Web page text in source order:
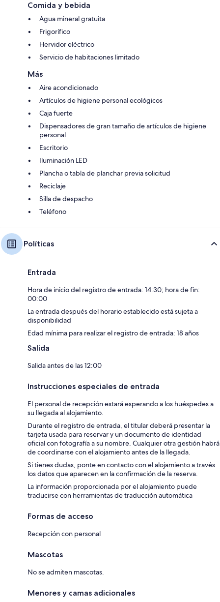
Comida y bebida
Agua mineral gratuita
Frigorífico
Hervidor eléctrico
Servicio de habitaciones limitado
Más
Aire acondicionado
Artículos de higiene personal ecológicos
Caja fuerte
Dispensadores de gran tamaño de artículos de higiene
personal
Escritorio
Iluminación LED
Plancha o tabla de planchar previa solicitud
Reciclaje
Silla de despacho
Teléfono
Políticas
Entrada
Hora de inicio del registro de entrada: 14:30; hora de fin:
00:00
La entrada después del horario establecido está sujeta a
disponibilidad
Edad mínima para realizar el registro de entrada: 18 años
Salida
Salida antes de las 12:00
Instrucciones especiales de entrada
El personal de recepción estará esperando a los huéspedes a
su llegada al alojamiento.
Durante el registro de entrada, el titular deberá presentar la
tarjeta usada para reservar y un documento de identidad
oficial con fotografía a su nombre. Cualquier otra gestión habrá
de coordinarse con el alojamiento antes de la llegada.
Si tienes dudas, ponte en contacto con el alojamiento a través
los datos que aparecen en la confirmación de la reserva.
La información proporcionada por el alojamiento puede
traducirse con herramientas de traducción automática
Formas de acceso
Recepción con personal
Mascotas
No se admiten mascotas.
Menores y camas adicionales